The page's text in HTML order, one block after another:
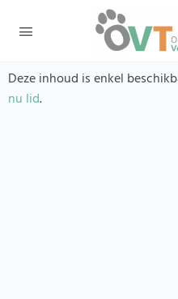
Deze inhoud is enkel
nu lid.